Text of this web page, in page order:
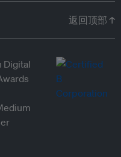
返回顶部 ↑